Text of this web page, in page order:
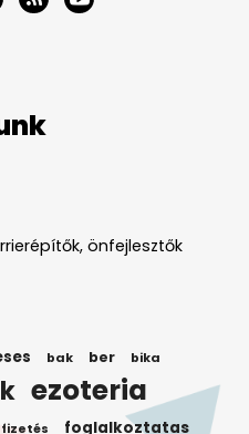
önfejlesztők
bak ber bika
ezoteria
fizetés foglalkoztatas